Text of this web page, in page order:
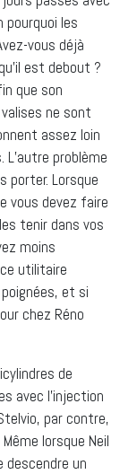
les
vous déjà
est debout ?
que son
ne sont
assez loin
problème
porter. Lorsque
vous devez faire
tenir dans vos
moins
utilitaire
et si
chez Réno
de
avec l’injection
par contre,
lorsque Neil
descendre un